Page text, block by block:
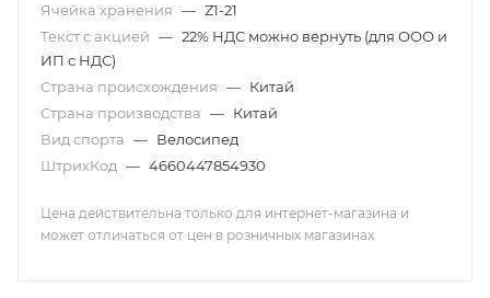
Ячейка хранения — Z1-21
Текст с акцией — 22% НДС можно вернуть (для ООО и
ИП с НДС)
Страна происхождения — Китай
Страна производства — Китай
Вид спорта — Велосипед
ШтрихКод — 4660447854930
Цена действительна только для интернет-магазина и
может отличаться от цен в розничных магазинах